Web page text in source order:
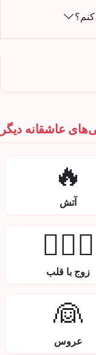
عاشقانه دیگر
🔥
آتش
👩‍❤️‍👨
زوج با قلب
👰
عروس